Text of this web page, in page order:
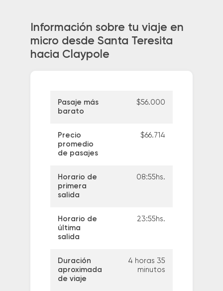
Información sobre tu viaje en
micro desde Santa Teresita
hacia Claypole
Pasaje más
barato
$56.000
Precio
promedio
de pasajes
$66.714
Horario de
primera
salida
08:55hs.
Horario de
última
salida
23:55hs.
Duración
aproximada
de viaje
4 horas 35
minutos